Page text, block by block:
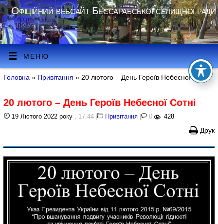
Офіційний вебсайт Бессарабської селищної ради
МЕНЮ
Головна » Привітання » 20 лютого – День Героїв Небесної Сотні
20 лютого – День Героїв Небесної Сотні
19 Лютого 2022 року , 17:44 | Привітання | 0 | 428
Друк